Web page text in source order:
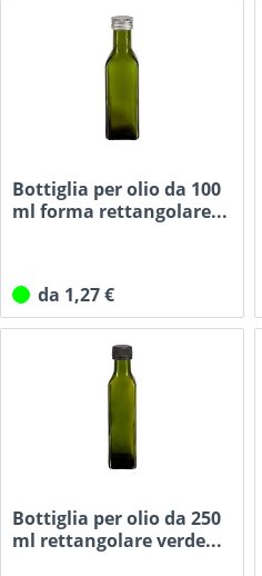
Bottiglia per olio da 100
ml forma rettangolare...
da 1,27 €
Bottiglia per olio da 250
ml rettangolare verde...